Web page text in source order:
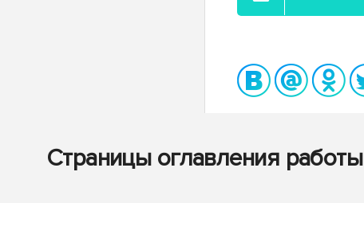
Страницы оглавления работы